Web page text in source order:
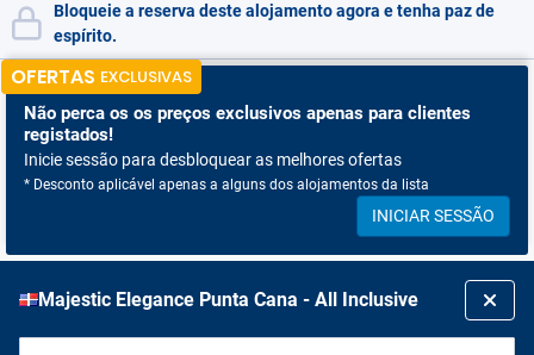
Bloqueie a reserva deste alojamento agora e tenha paz de
espírito.
OFERTAS EXCLUSIVAS
Não perca os os preços exclusivos apenas para clientes
registados!
Inicie sessão para desbloquear as melhores ofertas
* Desconto aplicável apenas a alguns dos alojamentos da lista
INICIAR SESSÃO
Majestic Elegance Punta Cana - All Inclusive